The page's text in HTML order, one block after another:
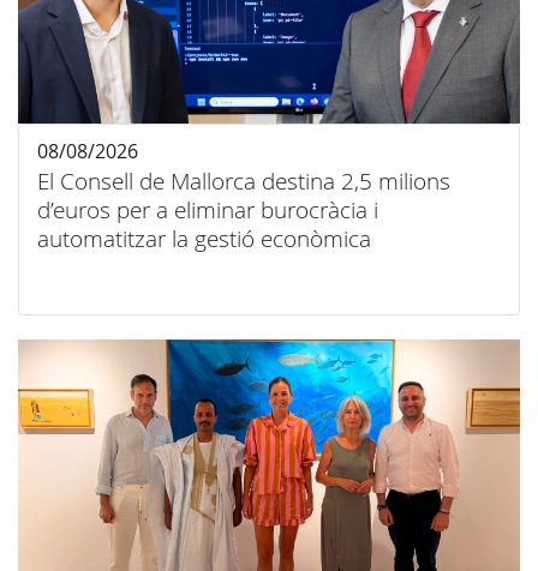
El Consell de Mallorca destina 2,5 milions
d’euros per a eliminar burocràcia i
automatitzar la gestió econòmica
08/08/2026